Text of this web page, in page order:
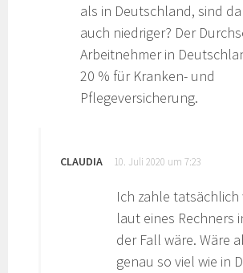
als in Deutschland, sind
auch niedriger? Der
Arbeitnehmer in
20 % für Kranken- und
Pflegeversicherung.
CLAUDIA 10. Juli 2020 um 7:23
Ich zahle tatsächlich
laut eines Rechners
der Fall wäre. Wäre
genau so viel wie in